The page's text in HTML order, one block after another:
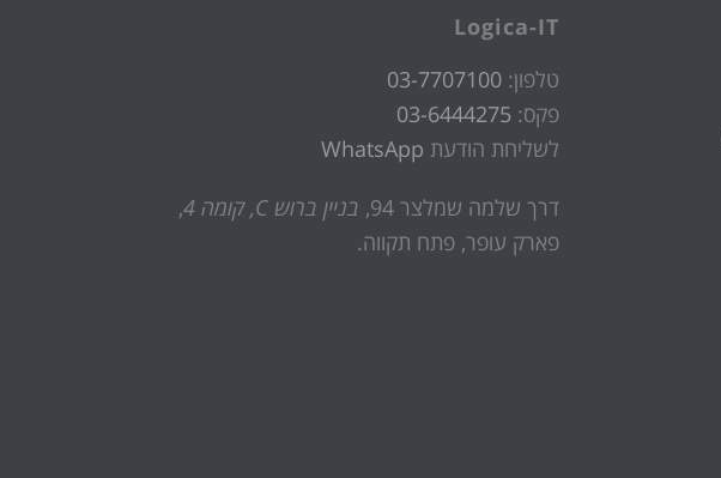
Logica-IT
טלפון:03-7707100
פקס: 03-6444275
לשליחת הודעת WhatsApp
דרך שלמה שמלצר 94, בניין ברוש C, קומה 4
,
פארק עופר, פתח תקווה.